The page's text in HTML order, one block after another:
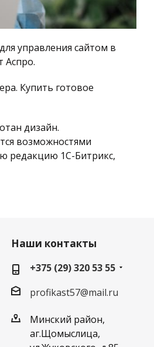
управления сайтом в
Аспро.
Купить готовое
дизайн.
возможностями
редакцию 1С-Битрикс,
Наши контакты
+375 (29) 320 53 55
profikast57@mail.ru
Минский район,
аг.Щомыслица,